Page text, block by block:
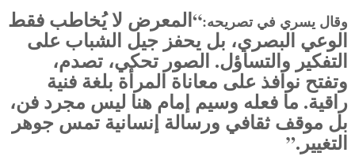
وقال يسري في تصريحه:“المعرض لا يُخاطب فقط
الوعي البصري، بل يحفز جيل الشباب على
التفكير والتساؤل. الصور تحكي، تصدم،
وتفتح نوافذ على معاناة المرأة بلغة فنية
راقية. ما فعله وسيم إمام هنا ليس مجرد فن،
بل موقف ثقافي ورسالة إنسانية تمس جوهر
التغيير.”